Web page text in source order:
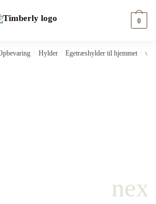
0
Hylder Egetræshylder til hjemmet